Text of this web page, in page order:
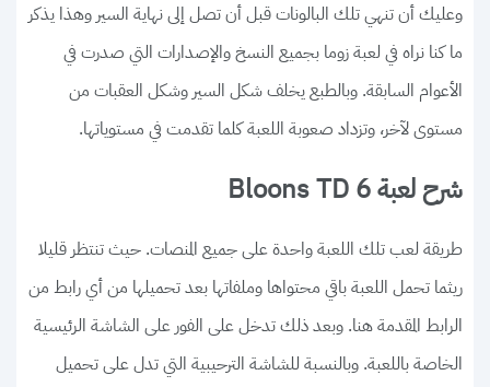
وعليك أن تنهي تلك البالونات قبل أن تصل إلى نهاية السير وهذا يذكر
ما كنا نراه في لعبة زوما بجميع النسخ والإصدارات التي صدرت في
الأعوام السابقة. وبالطبع يخلف شكل السير وشكل العقبات من
مستوى لآخر، وتزداد صعوبة اللعبة كلما تقدمت في مستوياتها.
شرح لعبة Bloons TD 6
طريقة لعب تلك اللعبة واحدة على جميع المنصات. حيث تنتظر قليلا
ريثما تحمل اللعبة باقي محتواها وملفاتها بعد تحميلها من أي رابط من
الرابط المقدمة هنا. وبعد ذلك تدخل على الفور على الشاشة الرئيسية
الخاصة باللعبة. وبالنسبة للشاشة الترحيبية التي تدل على تحميل